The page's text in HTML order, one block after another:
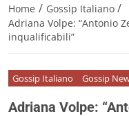
Home / Gossip Italiano /
Adriana Volpe: “Antonio
inqualificabili”
Gossip Italiano Gossip
Adriana Volpe: